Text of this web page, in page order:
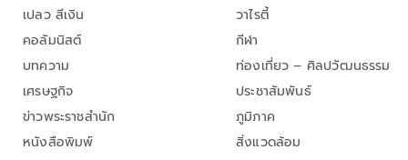
เปลว สีเงิน
คอลัมนิสต์
บทความ
เศรษฐกิจ
ข่าวพระราชสำนัก
หนังสือพิมพ์
วาไรตี้
กีฬา
ท่องเที่ยว – ศิลปวัฒนธรรม
ประชาสัมพันธ์
ภูมิภาค
สิ่งแวดล้อม